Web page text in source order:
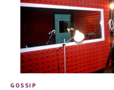
GOSSIP